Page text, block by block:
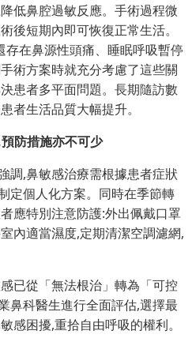
低鼻腔過敏反應。手術過程微
後短期內即可恢復正常生活。
在鼻源性頭痛、睡眠呼吸暫停
術方案時就充分考慮了這些關
患者多平面問題。長期隨訪數
者生活品質大幅提升。
防措施亦不可少
,鼻敏感治療需根據患者症狀
定個人化方案。同時在季節轉
應特別注意防護:外出佩戴口罩
內適當濕度,定期清潔空調濾網,
從「無法根治」轉為「可控
鼻科醫生進行全面評估,選擇最
感困擾,重拾自由呼吸的權利。